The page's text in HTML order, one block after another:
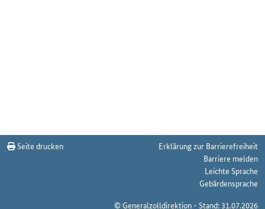
Seite drucken
Erklärung zur Barrierefreiheit
Barriere melden
Leichte Sprache
Gebärdensprache
© Generalzolldirektion - Stand: 31.07.2026